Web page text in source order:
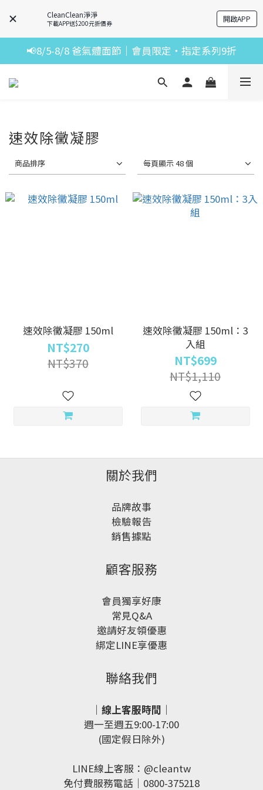
CleanClean淨淨
下載APP送$200元折價券 開啟APP
📢8/5-8/8 爸氣體面節｜會員限定・指定系列9折
速效除黴凝膠
商品排序 每頁顯示 48 個
速效除黴凝膠 150ml
NT$270
NT$370
速效除黴凝膠 150ml：3
入組
NT$699
NT$1,110
關於我們
品牌故事
檢驗報告
銷售據點
顧客服務
會員獨享好康
常見Q&A
邀請好友領優惠
綁定LINE享優惠
聯絡我們
｜線上客服時間｜
週一至週五9:00-17:00
(國定假日除外)
LINE線上客服： @cleantw
免付費服務電話｜0800-375218